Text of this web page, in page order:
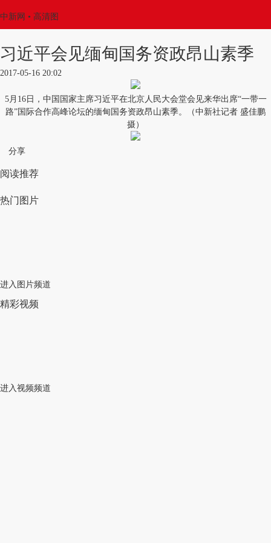
中新网 • 高清图
习近平会见缅甸国务资政昂山素季
2017-05-16 20:02
5月16日，中国国家主席习近平在北京人民大会堂会见来华出席“一带一
路”国际合作高峰论坛的缅甸国务资政昂山素季。（中新社记者 盛佳鹏
摄）
分享
阅读推荐
热门图片
进入图片频道
精彩视频
进入视频频道